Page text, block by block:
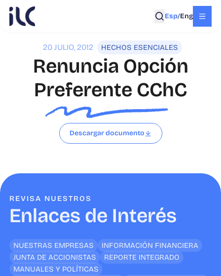
Eng
/
Esp
HECHOS ESENCIALES
20 JULIO, 2012
Renuncia Opción
Preferente CChC
Descargar documento
Enlaces de Interés
REVISA NUESTROS
NUESTRAS EMPRESAS
INFORMACIÓN FINANCIERA
JUNTA DE ACCIONISTAS
REPORTE INTEGRADO
MANUALES Y POLÍTICAS